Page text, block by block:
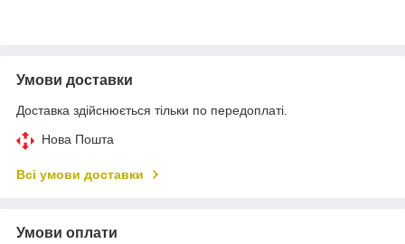
Умови доставки
Доставка здійснюється тільки по передоплаті.
Нова Пошта
Всі умови доставки
Умови оплати